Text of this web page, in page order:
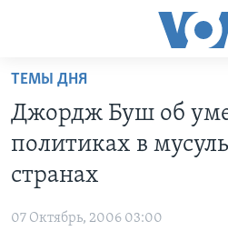
Перейти
основной
контент
основной
навигации
ПРОГРАММЫ
ИТОГИ
НАША АМЕРИКАНСКАЯ
ИНТЕРВЬЮ
ТЕМЫ ДНЯ
Джордж Буш об
политиках в
странах
07 Октябрь, 2006 03:00